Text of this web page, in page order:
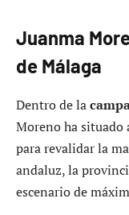
Juanma
de Málaga
Dentro de la
Moreno ha situado
para revalidar la
andaluz, la
escenario de